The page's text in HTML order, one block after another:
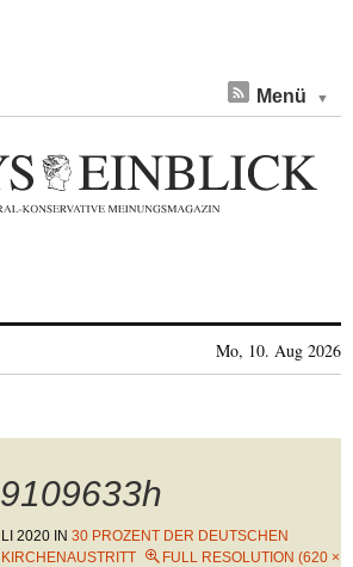
Menü
Mo, 10. Aug 2026
2020 IN 30 PROZENT DER DEUTSCHEN
FULL RESOLUTION (620 ×